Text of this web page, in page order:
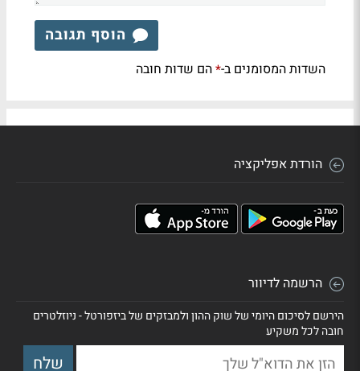
הוסף תגובה
השדות המסומנים ב-*הם שדות חובה
הורדת אפליקציה
הרשמה לדיוור
הירשם לסיכום היומי של שוק ההון ולמבזקים של ביזפורטל - ניוזלטרים
חובה לכל משקיע